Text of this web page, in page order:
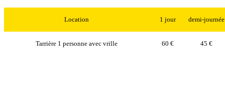
Location 1 jour demi-journée
Tarrière 1 personne avec vrille 60 € 45 €